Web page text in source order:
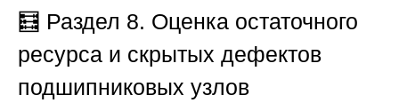
🧮 Раздел 8. Оценка остаточного
ресурса и скрытых дефектов
подшипниковых узлов